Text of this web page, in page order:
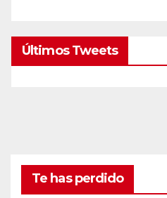
Últimos Tweets
Te has perdido